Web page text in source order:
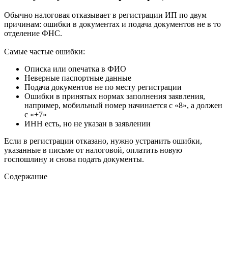
Обычно налоговая отказывает в регистрации ИП по двум
причинам: ошибки в документах и подача документов не в то
отделение ФНС.
Самые частые ошибки:
Описка или опечатка в ФИО
Неверные паспортные данные
Подача документов не по месту регистрации
Ошибки в принятых нормах заполнения заявления,
например, мобильный номер начинается с «8», а должен
с «+7»
ИНН есть, но не указан в заявлении
Если в регистрации отказано, нужно устранить ошибки,
указанные в письме от налоговой, оплатить новую
госпошлину и снова подать документы.
Содержание